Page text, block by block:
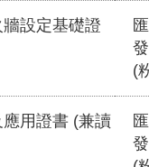
設定基礎證
(
用證書 (兼讀